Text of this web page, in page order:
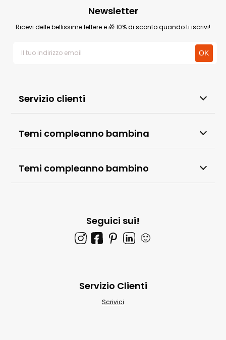
Servizio clienti
Temi compleanno bambina
Temi compleanno bambino
Newsletter
Ricevi delle bellissime lettere e 🎁 10% di sconto quando ti iscrivi!
Seguici sui!
🙂
Servizio Clienti
Scrivici